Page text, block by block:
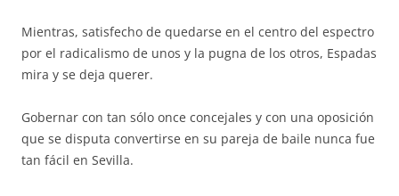
Mientras, satisfecho de quedarse en el centro del espectro
por el radicalismo de unos y la pugna de los otros, Espadas
mira y se deja querer.
Gobernar con tan sólo once concejales y con una oposición
que se disputa convertirse en su pareja de baile nunca fue
tan fácil en Sevilla.